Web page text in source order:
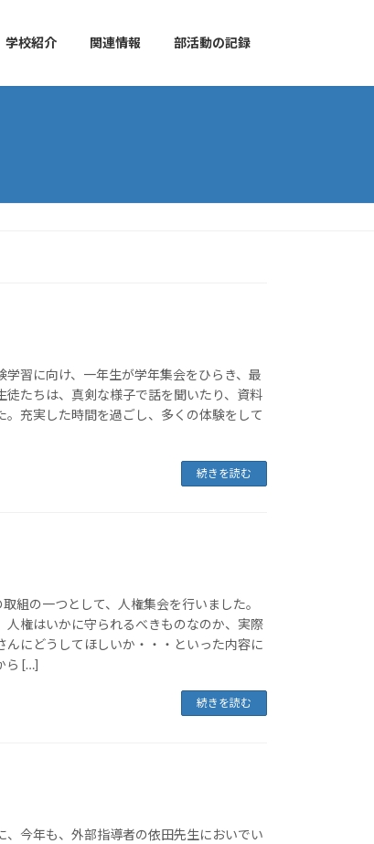
学校紹介 関連情報 部活動の記録
学習に向け、一年生が学年集会をひらき、最
徒たちは、真剣な様子で話を聞いたり、資料
。充実した時間を過ごし、多くの体験をして
続きを読む
組の一つとして、人権集会を行いました。
人権はいかに守られるべきものなのか、実際
んにどうしてほしいか・・・といった内容に
ら […]
続きを読む
、今年も、外部指導者の依田先生においでい